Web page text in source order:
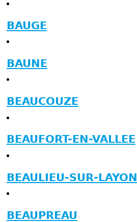
BAUGE
BAUNE
BEAUCOUZE
BEAUFORT-EN-VALLEE
BEAULIEU-SUR-LAYON
BEAUPREAU